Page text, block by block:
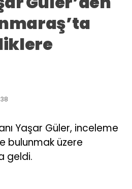
Yaşar Güler, inceleme
bulunmak üzere
geldi.